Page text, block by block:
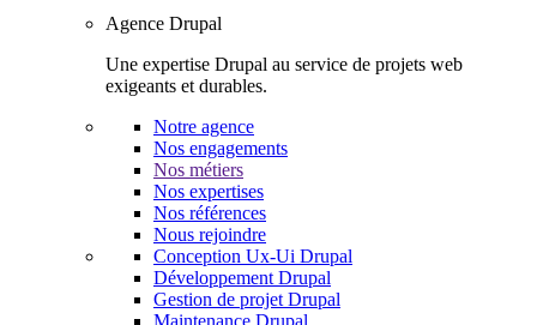
Agence Drupal
Une expertise Drupal au service de projets web
exigeants et durables.
Notre agence
Nos engagements
Nos métiers
Nos expertises
Nos références
Nous rejoindre
Conception Ux-Ui Drupal
Développement Drupal
Gestion de projet Drupal
Maintenance Drupal